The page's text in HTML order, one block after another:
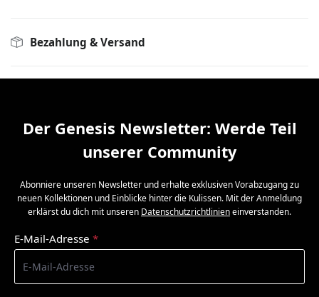
Bezahlung & Versand
Der Genesis Newsletter: Werde Teil
unserer Community
Abonniere unseren Newsletter und erhalte exklusiven Vorabzugang zu
neuen Kollektionen und Einblicke hinter die Kulissen. Mit der Anmeldung
erklärst du dich mit unseren Datenschutzrichtlinieneinverstanden.
E-Mail-Adresse *